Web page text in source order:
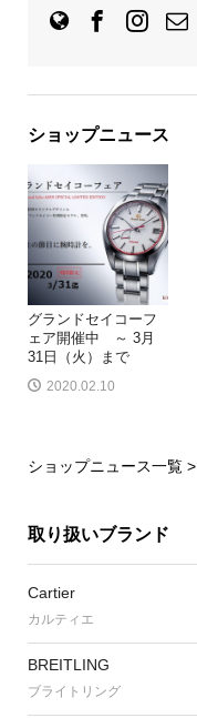
ショップニュース
グランドセイコーフ
ェア開催中 ～ 3月
31日（火）まで
2020.02.10
ショップニュース一覧 >
取り扱いブランド
Cartier
カルティエ
BREITLING
ブライトリング